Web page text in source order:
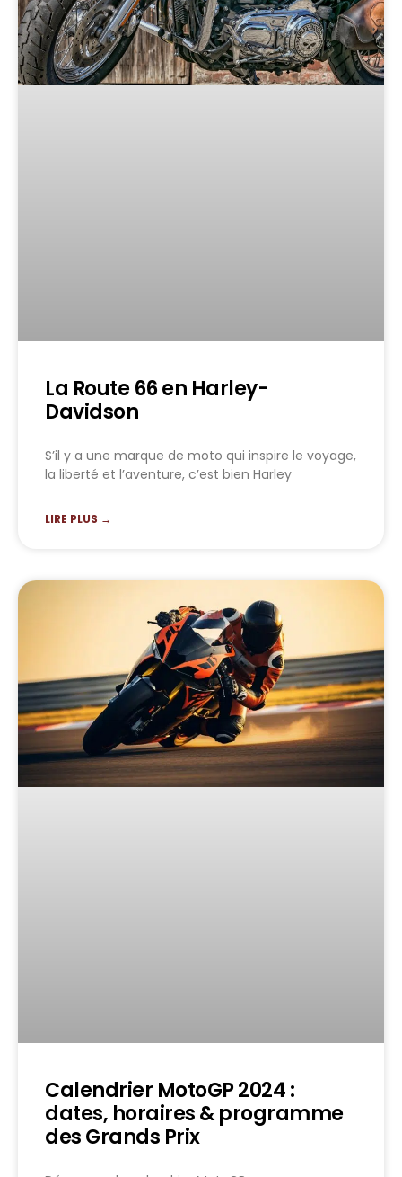
La Route 66 en Harley-
Davidson
S’il y a une marque de moto qui inspire le voyage,
la liberté et l’aventure, c’est bien Harley
LIRE PLUS →
Calendrier MotoGP 2024 :
dates, horaires & programme
des Grands Prix